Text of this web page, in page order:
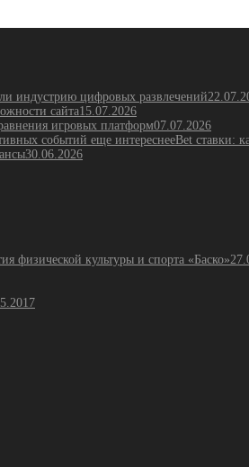
индустрию цифровых развлечений
сайта15.07.2026
игровых платформ07.07.2026
Bet ставки:
30.06.2026
физической культуры и спорта «Баско»